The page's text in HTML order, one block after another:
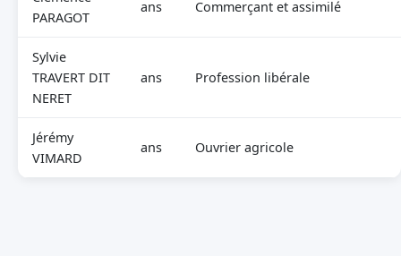
PARAGOT
ans Commerçant et assimilé
Sylvie
TRAVERT DIT
NERET
ans Profession libérale
Jérémy
VIMARD
ans Ouvrier agricole